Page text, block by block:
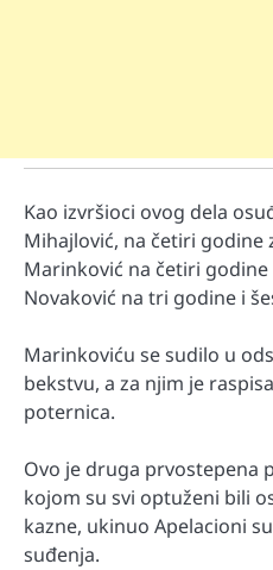
Kao izvršioci ovog dela
Mihajlović, na četiri godine
Marinković na četiri
Novaković na tri godine i
Marinkoviću se sudilo u
bekstvu, a za njim je
poternica.
Ovo je druga prvostepena
kojom su svi optuženi bili
kazne, ukinuo Apelacioni
suđenja.